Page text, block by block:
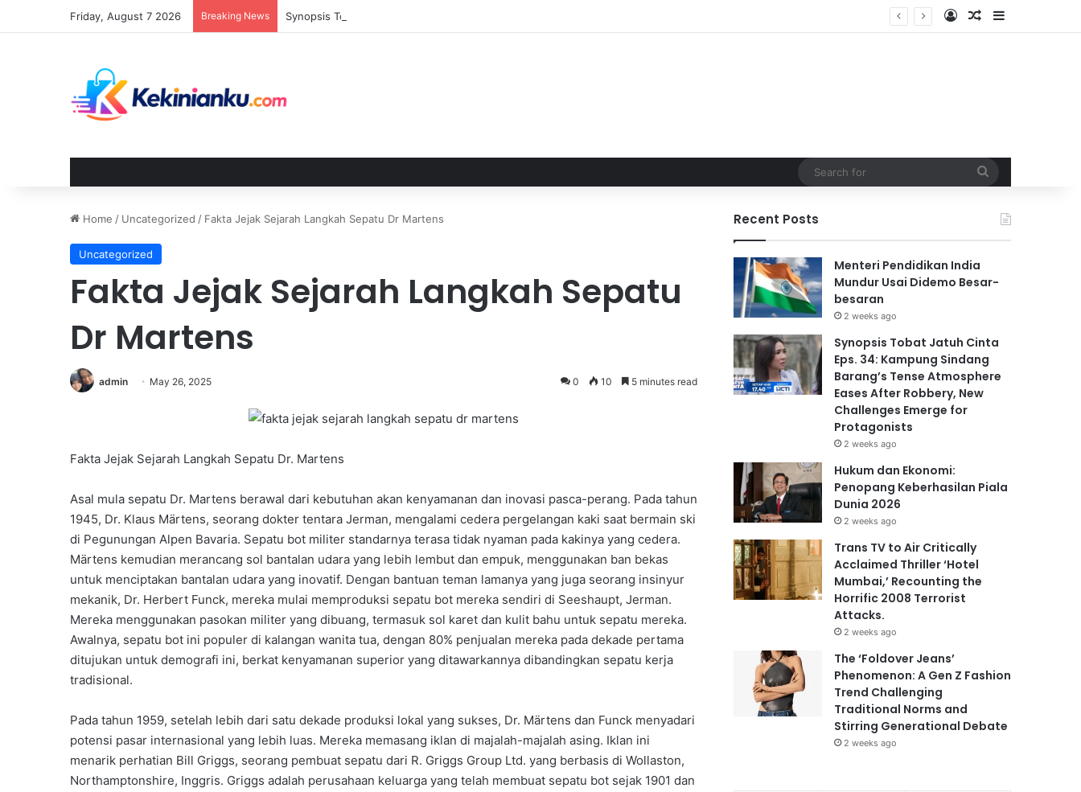
Friday, August 7 2026 Breaking News Log InRandom Article
Home / Uncategorized / Fakta Jejak Sejarah Langkah Sepatu Dr Martens
Uncategorized
Fakta Jejak Sejarah Langkah Sepatu
Dr Martens
admin May 26, 2025 0 10 5 minutes read
Fakta Jejak Sejarah Langkah Sepatu Dr. Martens
Asal mula sepatu Dr. Martens berawal dari kebutuhan akan kenyamanan dan inovasi pasca-perang. Pada tahun
1945, Dr. Klaus Märtens, seorang dokter tentara Jerman, mengalami cedera pergelangan kaki saat bermain ski
di Pegunungan Alpen Bavaria. Sepatu bot militer standarnya terasa tidak nyaman pada kakinya yang cedera.
Märtens kemudian merancang sol bantalan udara yang lebih lembut dan empuk, menggunakan ban bekas
untuk menciptakan bantalan udara yang inovatif. Dengan bantuan teman lamanya yang juga seorang insinyur
mekanik, Dr. Herbert Funck, mereka mulai memproduksi sepatu bot mereka sendiri di Seeshaupt, Jerman.
Mereka menggunakan pasokan militer yang dibuang, termasuk sol karet dan kulit bahu untuk sepatu mereka.
Awalnya, sepatu bot ini populer di kalangan wanita tua, dengan 80% penjualan mereka pada dekade pertama
ditujukan untuk demografi ini, berkat kenyamanan superior yang ditawarkannya dibandingkan sepatu kerja
tradisional.
Pada tahun 1959, setelah lebih dari satu dekade produksi lokal yang sukses, Dr. Märtens dan Funck menyadari
potensi pasar internasional yang lebih luas. Mereka memasang iklan di majalah-majalah asing. Iklan ini
menarik perhatian Bill Griggs, seorang pembuat sepatu dari R. Griggs Group Ltd. yang berbasis di Wollaston,
Northamptonshire, Inggris. Griggs adalah perusahaan keluarga yang telah membuat sepatu bot sejak 1901 dan
Recent Posts
Menteri Pendidikan India
Mundur Usai Didemo Besar-
besaran
2 weeks ago
Synopsis Tobat Jatuh Cinta
Eps. 34: Kampung Sindang
Barang’s Tense Atmosphere
Eases After Robbery, New
Challenges Emerge for
Protagonists
2 weeks ago
Hukum dan Ekonomi:
Penopang Keberhasilan Piala
Dunia 2026
2 weeks ago
Trans TV to Air Critically
Acclaimed Thriller ‘Hotel
Mumbai,’ Recounting the
Horrific 2008 Terrorist
Attacks.
2 weeks ago
The ‘Foldover Jeans’
Phenomenon: A Gen Z Fashion
Trend Challenging
Traditional Norms and
Stirring Generational Debate
2 weeks ago